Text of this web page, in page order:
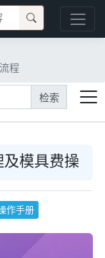
程
检索
模具费操
作手册